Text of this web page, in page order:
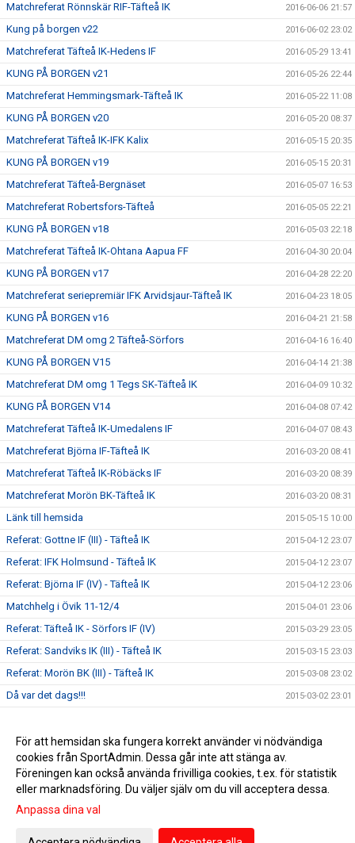
Matchreferat Rönnskär RIF-Täfteå IK 2016-06-06 21:57
Kung på borgen v22 2016-06-02 23:02
Matchreferat Täfteå IK-Hedens IF 2016-05-29 13:41
KUNG PÅ BORGEN v21 2016-05-26 22:44
Matchreferat Hemmingsmark-Täfteå IK 2016-05-22 11:08
KUNG PÅ BORGEN v20 2016-05-20 08:37
Matchreferat Täfteå IK-IFK Kalix 2016-05-15 20:35
KUNG PÅ BORGEN v19 2016-05-15 20:31
Matchreferat Täfteå-Bergnäset 2016-05-07 16:53
Matchreferat Robertsfors-Täfteå 2016-05-05 22:21
KUNG PÅ BORGEN v18 2016-05-03 22:18
Matchreferat Täfteå IK-Ohtana Aapua FF 2016-04-30 20:04
KUNG PÅ BORGEN v17 2016-04-28 22:20
Matchreferat seriepremiär IFK Arvidsjaur-Täfteå IK 2016-04-23 18:05
KUNG PÅ BORGEN v16 2016-04-21 21:58
Matchreferat DM omg 2 Täfteå-Sörfors 2016-04-16 16:40
KUNG PÅ BORGEN V15 2016-04-14 21:38
Matchreferat DM omg 1 Tegs SK-Täfteå IK 2016-04-09 10:32
KUNG PÅ BORGEN V14 2016-04-08 07:42
Matchreferat Täfteå IK-Umedalens IF 2016-04-07 08:43
Matchreferat Björna IF-Täfteå IK 2016-03-20 08:41
Matchreferat Täfteå IK-Röbäcks IF 2016-03-20 08:39
Matchreferat Morön BK-Täfteå IK 2016-03-20 08:31
Länk till hemsida 2015-05-15 10:00
Referat: Gottne IF (III) - Täfteå IK 2015-04-12 23:07
Referat: IFK Holmsund - Täfteå IK 2015-04-12 23:07
Referat: Björna IF (IV) - Täfteå IK 2015-04-12 23:06
Matchhelg i Övik 11-12/4 2015-04-01 23:06
Referat: Täfteå IK - Sörfors IF (IV) 2015-03-29 23:05
Referat: Sandviks IK (III) - Täfteå IK 2015-03-15 23:03
Referat: Morön BK (III) - Täfteå IK 2015-03-08 23:02
Då var det dags!!! 2015-03-02 23:01
Ytterligare spelare klara för säsongen 2015:) 2015-02-02 10:47
Truppen för 2015 växer :) 2014-12-17 10:49
Gå till Webbversion
För att hemsidan ska fungera korrekt använder vi nödvändiga
cookies från SportAdmin. Dessa går inte att stänga av.
Föreningen kan också använda frivilliga cookies, t.ex. för statistik
eller marknadsföring. Du väljer själv om du vill acceptera dessa.
Anpassa dina val